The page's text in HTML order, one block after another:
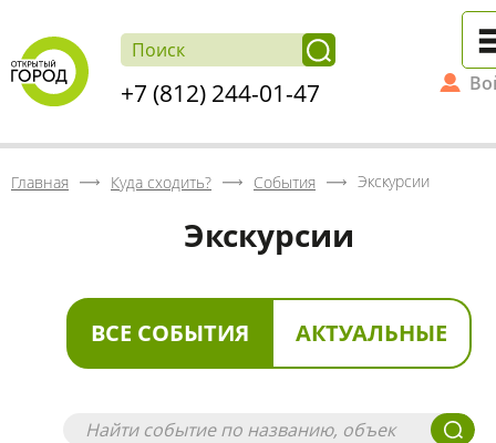
+7 (812) 244-01-47
Главная Куда сходить? События Экскурсии
Экскурсии
ВСЕ СОБЫТИЯ АКТУАЛЬНЫЕ